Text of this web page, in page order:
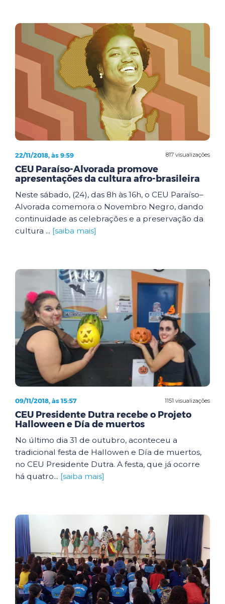
817 visualizações
22/11/2018, às 9:59
CEU Paraíso-Alvorada promove
apresentações da cultura afro-brasileira
Neste sábado, (24), das 8h às 16h, o CEU Paraíso–
Alvorada comemora o Novembro Negro, dando
continuidade as celebrações e a preservação da
cultura ... [saiba mais]
1151 visualizações
09/11/2018, às 15:57
CEU Presidente Dutra recebe o Projeto
Halloween e Día de muertos
No último dia 31 de outubro, aconteceu a
tradicional festa de Hallowen e Día de muertos,
no CEU Presidente Dutra. A festa, que já ocorre
há quatro... [saiba mais]